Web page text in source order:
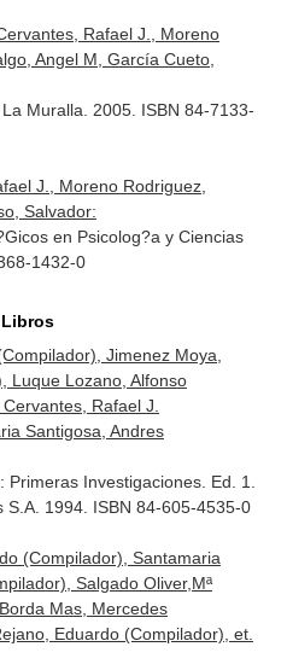
Rafael J., Moreno
Angel M, García Cueto,
Muralla. 2005. ISBN 84-7133-
J., Moreno Rodriguez,
Salvador:
en Psicolog?a y Ciencias
1432-0
Jimenez Moya,
Luque Lozano, Alfonso
Rafael J.
Santigosa, Andres
Investigaciones. Ed. 1.
S.A. 1994. ISBN 84-605-4535-0
(Compilador), Santamaria
Salgado Oliver,Mª
Mas, Mercedes
Eduardo (Compilador), et.